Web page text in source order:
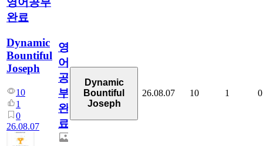
완료
Dynamic
Bountiful
Joseph
10
1
0
26.08.07
영
어
공
부
완
료
Dynamic
Bountiful
Joseph
26.08.07 10 1 0